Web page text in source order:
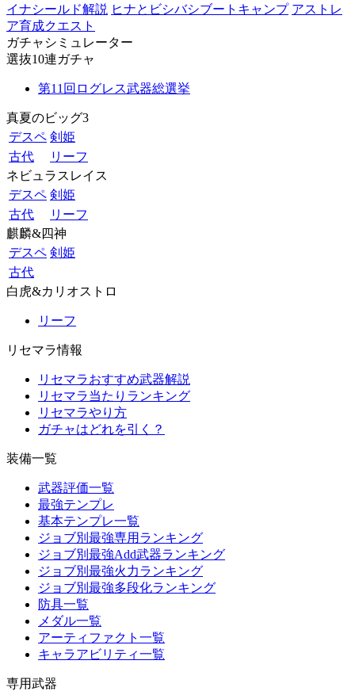
イナシールド解説 ヒナとビシバシブートキャンプ アストレ
ア育成クエスト
ガチャシミュレーター
選抜10連ガチャ
第11回ログレス武器総選挙
真夏のビッグ3
デスペ 剣姫
古代
リーフ
ネビュラスレイス
デスペ 剣姫
古代
リーフ
麒麟&四神
デスペ 剣姫
古代
白虎&カリオストロ
リーフ
リセマラ情報
リセマラおすすめ武器解説
リセマラ当たりランキング
リセマラやり方
ガチャはどれを引く？
装備一覧
武器評価一覧
最強テンプレ
基本テンプレ一覧
ジョブ別最強専用ランキング
ジョブ別最強Add武器ランキング
ジョブ別最強火力ランキング
ジョブ別最強多段化ランキング
防具一覧
メダル一覧
アーティファクト一覧
キャラアビリティ一覧
専用武器